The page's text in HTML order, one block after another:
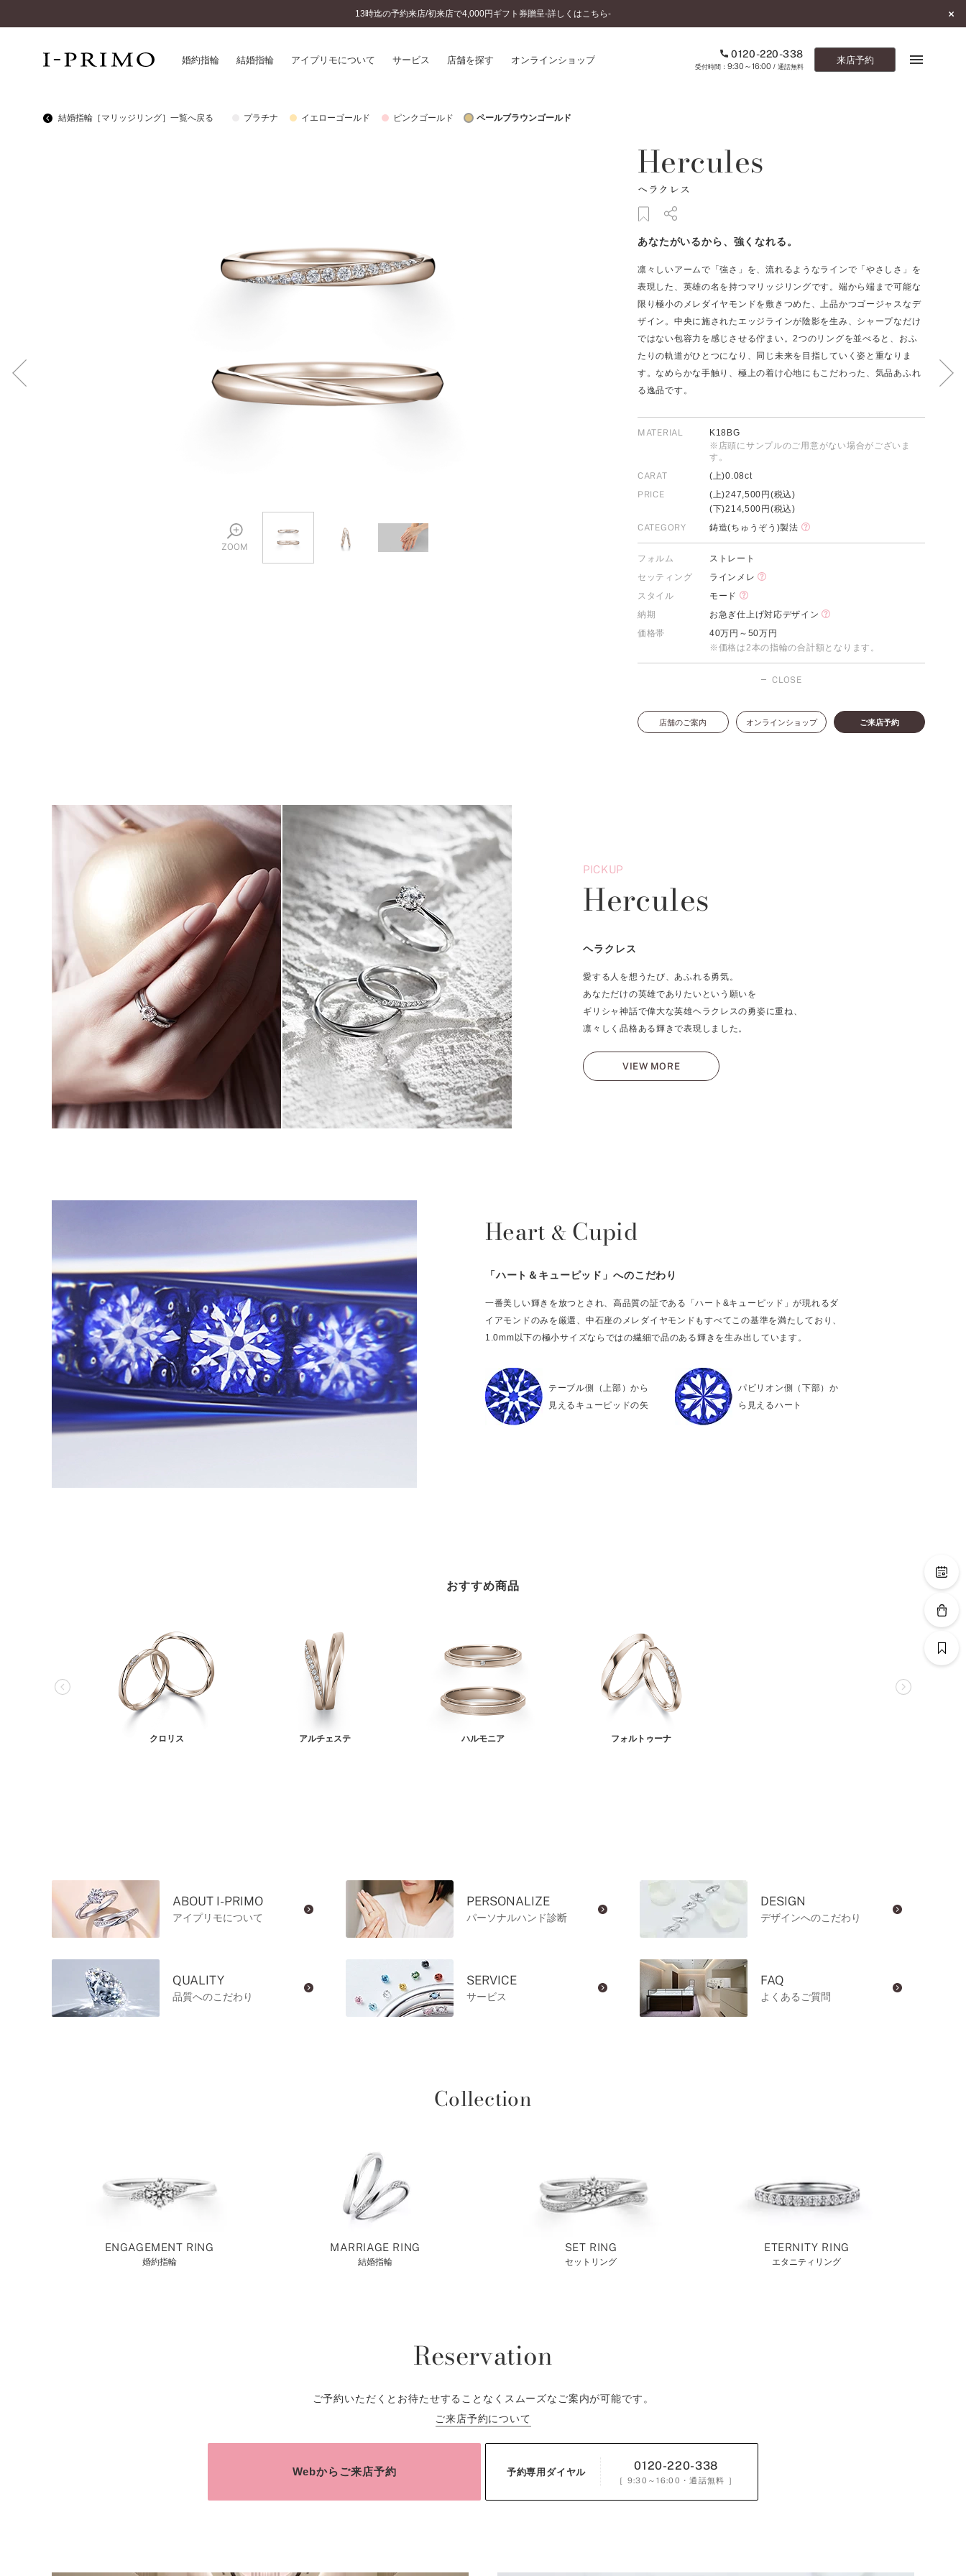
13時迄の予約来店/初来店で4,000円ギフト券贈呈-詳しくはこちら-
婚約指輪 結婚指輪 アイプリモについて サービス 店舗を探す オンラインショップ 0120-220-338
9:30～16:00/ 通話無料
来店予約
パーフェクトプロポーズリング® サービス
アフターサービス
プロポーズサポート
ONLINE SHOP
0120-220-338
カタログ請求
お問い合わせ
結婚指輪［マリッジリング］一覧へ戻る プラチナ イエローゴールド ピンクゴールド ペールブラウンゴールド
ZOOM
Hercules
ヘラクレス
あなたがいるから、強くなれる。
凛々しいアームで「強さ」を、流れるようなラインで「やさしさ」を
表現した、英雄の名を持つマリッジリングです。端から端まで可能な
限り極小のメレダイヤモンドを敷きつめた、上品かつゴージャスなデ
ザイン。中央に施されたエッジラインが陰影を生み、シャープなだけ
ではない包容力を感じさせる佇まい。2つのリングを並べると、おふ
たりの軌道がひとつになり、同じ未来を目指していく姿と重なりま
す。なめらかな手触り、極上の着け心地にもこだわった、気品あふれ
る逸品です。
MATERIAL
K18BG
※店頭にサンプルのご用意がない場合がございま
す。
CARAT
(上)0.08ct
PRICE
(上)247,500円(税込)
(下)214,500円(税込)
CATEGORY
鋳造(ちゅうぞう)製法
フォルム
ストレート
セッティング
ラインメレ
スタイル
モード
納期
お急ぎ仕上げ対応デザイン
価格帯
40万円～50万円
※価格は2本の指輪の合計額となります。
CLOSE
店舗のご案内 オンラインショップ ご来店予約
PICKUP
Hercules
ヘラクレス
愛する人を想うたび、あふれる勇気。
あなただけの英雄でありたいという願いを
ギリシャ神話で偉大な英雄ヘラクレスの勇姿に重ね、
凛々しく品格ある輝きで表現しました。
VIEW MORE
Heart & Cupid
「ハート＆キューピッド」へのこだわり
一番美しい輝きを放つとされ、高品質の証である「ハート&キューピッド」が現れるダ
イアモンドのみを厳選、中石座のメレダイヤモンドもすべてこの基準を満たしており、
1.0mm以下の極小サイズならではの繊細で品のある輝きを生み出しています。
テーブル側（上部）から
見えるキューピッドの矢
パビリオン側（下部）か
ら見えるハート
おすすめ商品
クロリス アルチェステ ハルモニア フォルトゥーナ
ABOUT I-PRIMO
アイプリモについて
PERSONALIZE
パーソナルハンド診断
DESIGN
デザインへのこだわり
QUALITY
品質へのこだわり
SERVICE
サービス
FAQ
よくあるご質問
Collection
ENGAGEMENT RING
婚約指輪
MARRIAGE RING
結婚指輪
SET RING
セットリング
ETERNITY RING
エタニティリング
Reservation
ご予約いただくとお待たせすることなくスムーズなご案内が可能です。
ご来店予約について
Webからご来店予約 予約専用ダイヤル 0120-220-338
［ 9:30～16:00 ・通話無料 ］